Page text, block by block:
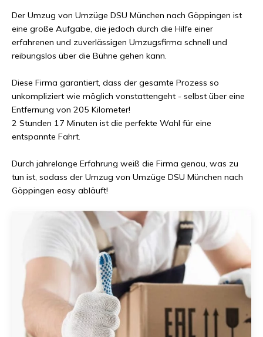
Der Umzug von Umzüge DSU München nach Göppingen ist
eine große Aufgabe, die jedoch durch die Hilfe einer
erfahrenen und zuverlässigen Umzugsfirma schnell und
reibungslos über die Bühne gehen kann.
Diese Firma garantiert, dass der gesamte Prozess so
unkompliziert wie möglich vonstattengeht - selbst über eine
Entfernung von 205 Kilometer!
2 Stunden 17 Minuten ist die perfekte Wahl für eine
entspannte Fahrt.
Durch jahrelange Erfahrung weiß die Firma genau, was zu
tun ist, sodass der Umzug von Umzüge DSU München nach
Göppingen easy abläuft!